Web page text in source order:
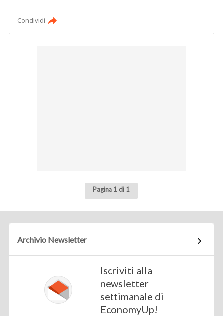
Condividi
Pagina 1 di 1
Archivio Newsletter
Iscriviti alla
newsletter
settimanale di
EconomyUp!